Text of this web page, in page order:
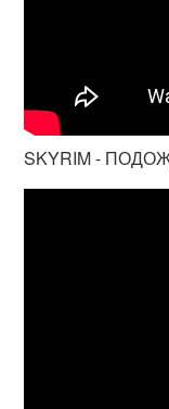
SKYRIM -